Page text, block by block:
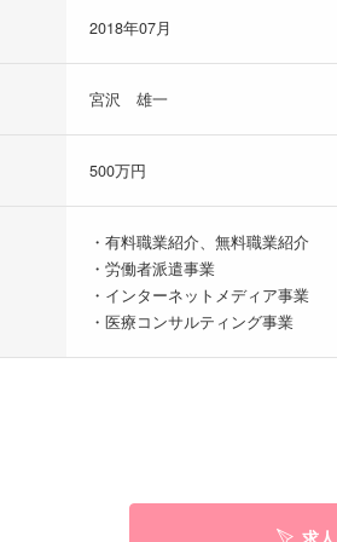
2018年07月
宮沢 雄一
500万円
・有料職業紹介、無料職業紹介
・労働者派遣事業
・インターネットメディア事業
・医療コンサルティング事業
求